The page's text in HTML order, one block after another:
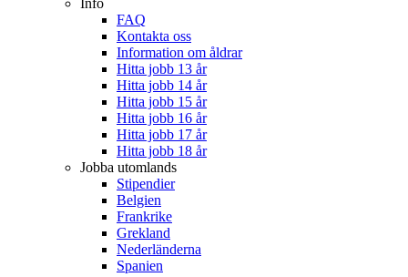
Info
FAQ
Kontakta oss
Information om åldrar
Hitta jobb 13 år
Hitta jobb 14 år
Hitta jobb 15 år
Hitta jobb 16 år
Hitta jobb 17 år
Hitta jobb 18 år
Jobba utomlands
Stipendier
Belgien
Frankrike
Grekland
Nederländerna
Spanien